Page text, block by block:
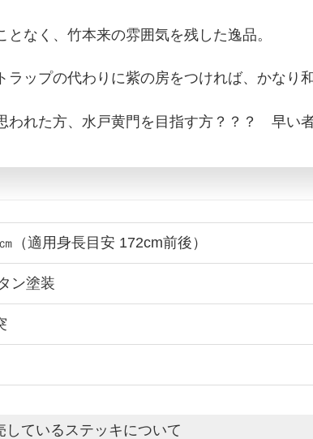
となく、竹本来の雰囲気を残した逸品。
ラップの代わりに紫の房をつければ、かなり
われた方、水戸黄門を目指す方？？？ 早い者
（適用身長目安 172cm前後）
ン塗装
しているステッキについて